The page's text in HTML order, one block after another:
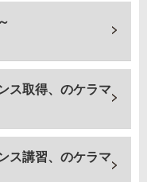
ス取得、のケラマ
ス講習、のケラマ